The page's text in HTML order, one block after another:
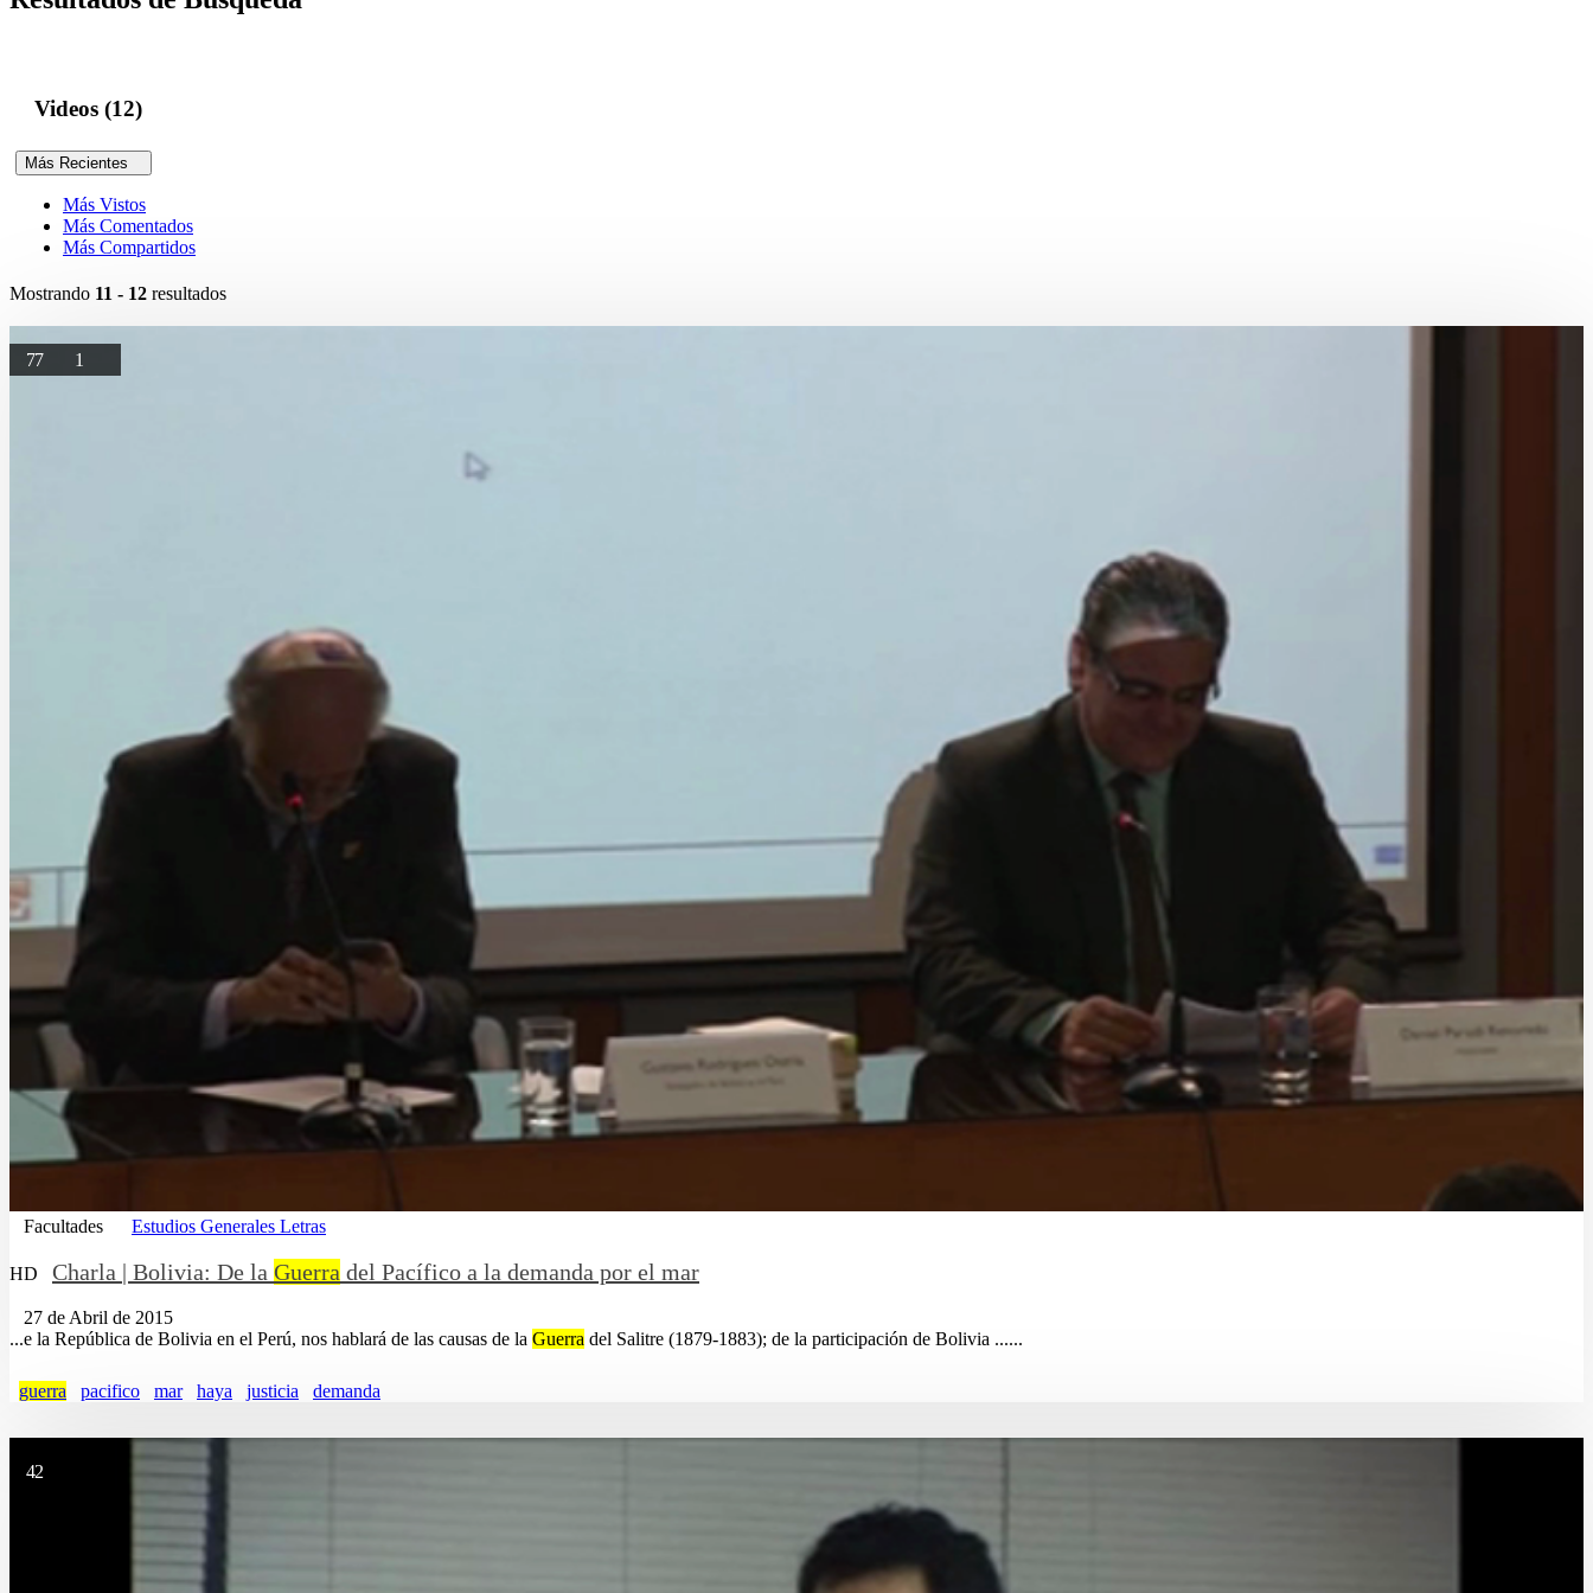
Videos (12)
Más Recientes
Más Vistos
Más Comentados
Más Compartidos
Mostrando 11 - 12 resultados
77 1
Facultades Estudios Generales Letras
HD Charla | Bolivia: De la Guerra del Pacífico a la demanda por el mar
27 de Abril de 2015
...e la República de Bolivia en el Perú, nos hablará de las causas de la Guerra del Salitre (1879-1883); de la participación de Bolivia ......
guerra pacifico mar haya justicia demanda
42